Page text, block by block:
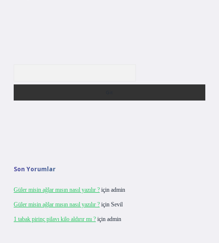
Son Yorumlar
Güler misin ağlar mısın nasıl yazılır ? için admin
Güler misin ağlar mısın nasıl yazılır ? için Sevil
1 tabak pirinç pilavı kilo aldırır mı ? için admin